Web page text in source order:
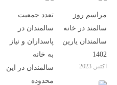
تعدد جمعیت
سالمندان در
پاسداران و نیاز
به خانه
سالمندان در این
محدوده
مراسم روز
سالمند در خانه
سالمندان یارین
1402
اکتبر, 2023